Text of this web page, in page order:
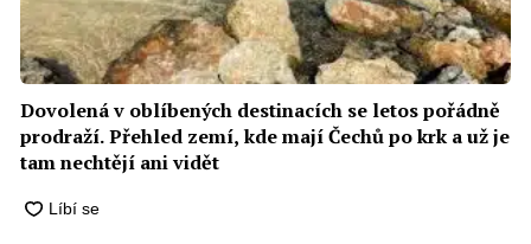
Dovolená v oblíbených destinacích se letos pořádně
prodraží. Přehled zemí, kde mají Čechů po krk a už je
tam nechtějí ani vidět